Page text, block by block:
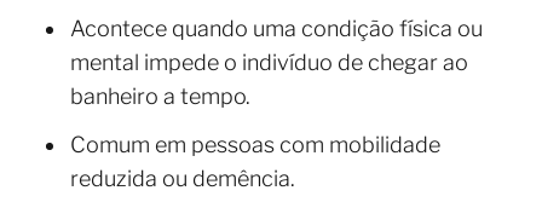
Acontece quando uma condição física ou
mental impede o indivíduo de chegar ao
banheiro a tempo.
Comum em pessoas com mobilidade
reduzida ou demência.